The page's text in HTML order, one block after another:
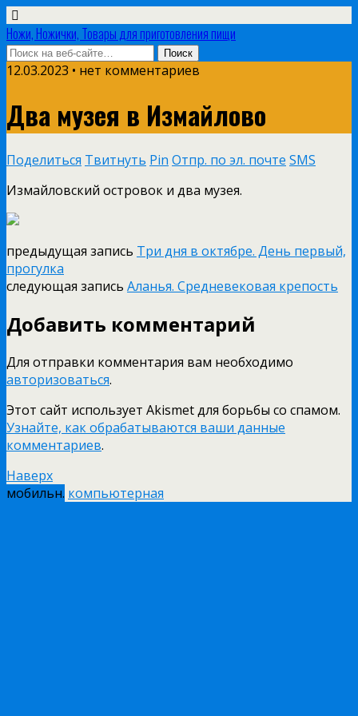
Ножи, Ножички, Товары для приготовления пищи
12.03.2023 • нет комментариев
Два музея в Измайлово
Поделиться Твитнуть Pin Отпр. по эл. почте SMS
Измайловский островок и два музея.
предыдущая запись Три дня в октябре. День первый,
прогулка
следующая запись Аланья. Средневековая крепость
Добавить комментарий
Для отправки комментария вам необходимо
авторизоваться.
Этот сайт использует Akismet для борьбы со спамом.
Узнайте, как обрабатываются ваши данные
комментариев.
Наверх
мобильн. компьютерная